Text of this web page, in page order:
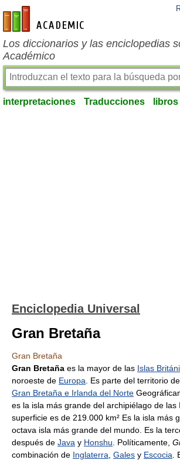
es-academic.com
Los diccionarios y las enciclopedias
Académico
interpretaciones Traducciones libros
Enciclopedia Universal
Gran Bretaña
Gran Bretaña
Gran Bretaña es la mayor de las Islas
noroeste de Europa . Es parte del territorio
Gran Bretaña e Irlanda del Norte
es la isla más grande del archipiélago de las
superficie es de 219.000 km² Es la isla más
octava isla más grande del mundo. Es la
después de Java y Honshu . Políticamente,
combinación de Inglaterra Gales y Escocia